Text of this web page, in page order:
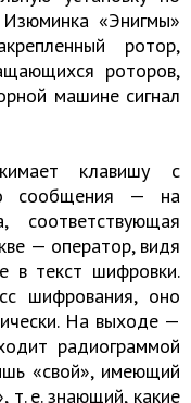
«Энигмы»
ротор,
роторов,
машине сигнал
клавишу с
сообщения — на
соответствующая
— оператор, видя
в текст шифровки.
шифрования, оно
На выходе —
радиограммой
«свой», имеющий
т. е. знающий, какие